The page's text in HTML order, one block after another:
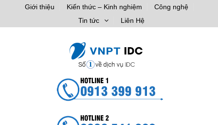
Giới thiệu Kiến thức – Kinh nghiệm
Công nghệ
Tin tức
Liên Hệ